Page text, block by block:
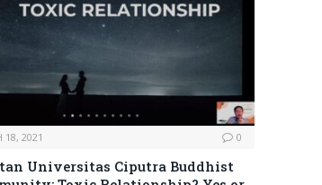
18, 2021 0
Universitas Ciputra Buddhist